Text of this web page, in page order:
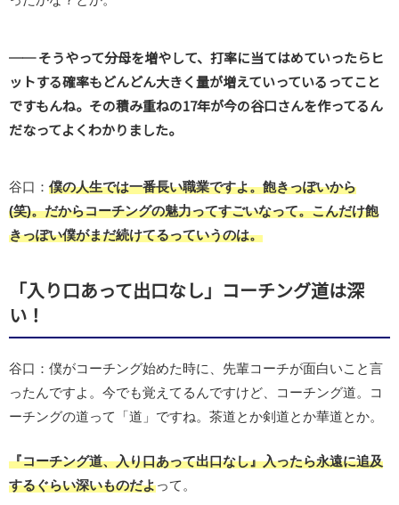
── そうやって分母を増やして、打率に当てはめていったらヒ
ットする確率もどんどん大きく量が増えていっているってこと
ですもんね。その積み重ねの17年が今の谷口さんを作ってるん
だなってよくわかりました。
谷口： 僕の人生では一番長い職業ですよ。飽きっぽいから
(笑)。だからコーチングの魅力ってすごいなって。こんだけ飽
きっぽい僕がまだ続けてるっていうのは。
「入り口あって出口なし」コーチング道は深
い！
谷口：僕がコーチング始めた時に、先輩コーチが面白いこと言
ったんですよ。今でも覚えてるんですけど、コーチング道。コ
ーチングの道って「道」ですね。茶道とか剣道とか華道とか。
『コーチング道、入り口あって出口なし』入ったら永遠に追及
するぐらい深いものだよって。